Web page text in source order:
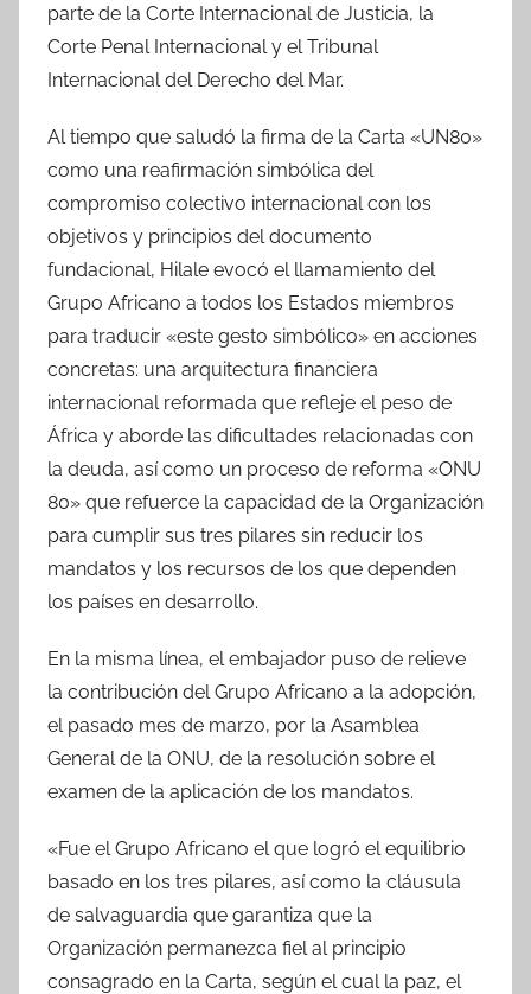
parte de la Corte Internacional de Justicia, la
Corte Penal Internacional y el Tribunal
Internacional del Derecho del Mar.
Al tiempo que saludó la firma de la Carta «UN80»
como una reafirmación simbólica del
compromiso colectivo internacional con los
objetivos y principios del documento
fundacional, Hilale evocó el llamamiento del
Grupo Africano a todos los Estados miembros
para traducir «este gesto simbólico» en acciones
concretas: una arquitectura financiera
internacional reformada que refleje el peso de
África y aborde las dificultades relacionadas con
la deuda, así como un proceso de reforma «ONU
80» que refuerce la capacidad de la Organización
para cumplir sus tres pilares sin reducir los
mandatos y los recursos de los que dependen
los países en desarrollo.
En la misma línea, el embajador puso de relieve
la contribución del Grupo Africano a la adopción,
el pasado mes de marzo, por la Asamblea
General de la ONU, de la resolución sobre el
examen de la aplicación de los mandatos.
«Fue el Grupo Africano el que logró el equilibrio
basado en los tres pilares, así como la cláusula
de salvaguardia que garantiza que la
Organización permanezca fiel al principio
consagrado en la Carta, según el cual la paz, el